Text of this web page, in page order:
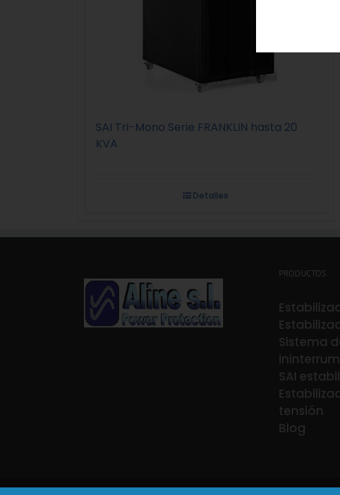
SAI Tri-Mono Serie FRANKLIN hasta 20
KVA
Detalles
PRODUCTOS
Sistema
SAI
tensión
Blog